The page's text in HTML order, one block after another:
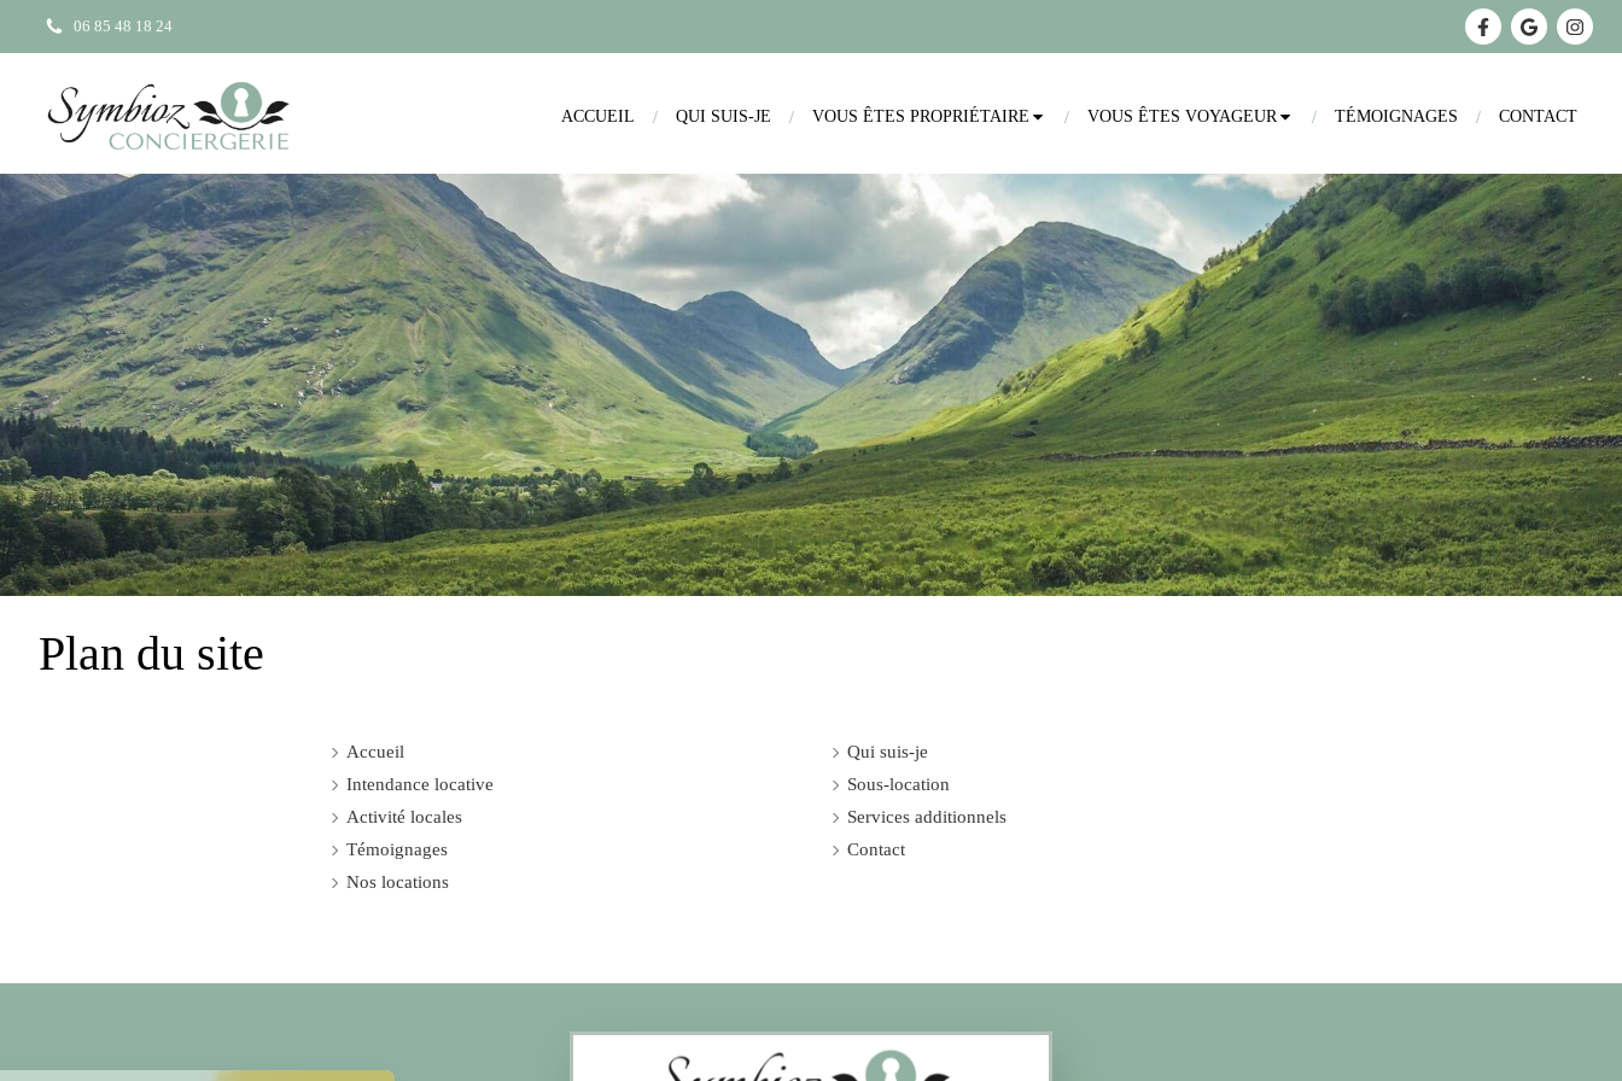
06 85 48 18 24
ACCUEIL QUI SUIS-JE VOUS ÊTES PROPRIÉTAIRE VOUS ÊTES VOYAGEUR TÉMOIGNAGES CONTACT
Plan du site
Accueil
Qui suis-je
Intendance locative
Sous-location
Activité locales
Services additionnels
Témoignages
Contact
Nos locations